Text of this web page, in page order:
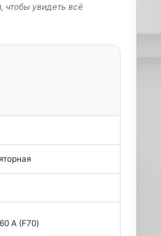
чтобы увидеть всё
А (F70)